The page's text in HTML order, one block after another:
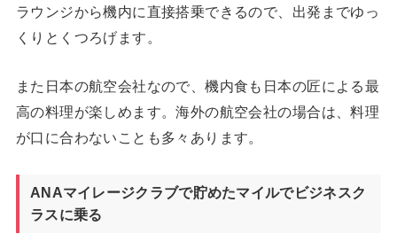
ラウンジから機内に直接搭乗できるので、出発までゆっ
くりとくつろげます。
また日本の航空会社なので、機内食も日本の匠による最
高の料理が楽しめます。海外の航空会社の場合は、料理
が口に合わないことも多々あります。
ANAマイレージクラブで貯めたマイルでビジネスク
ラスに乗る